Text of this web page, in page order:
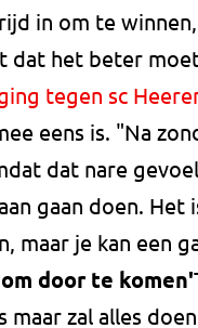
in om te
dat het beter
tegen sc
eens is. "Na
dat nare
gaan doen.
maar je kan een
door te komen'
maar zal alles